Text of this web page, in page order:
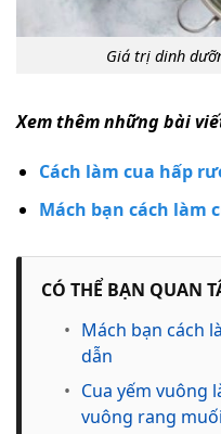
Giá trị dinh
Xem thêm những bài
Cách làm cua hấp
Mách bạn cách làm
CÓ THỂ BẠN QUAN
• Mách bạn cách
dẫn
• Cua yếm vuông
vuông rang